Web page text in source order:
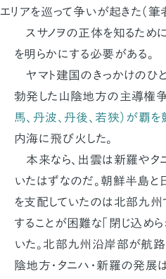
エリアを巡って争いが起きた（筆
スサノヲの正体を知るため
を明らかにする必要がある。
ヤマト建国のきっかけのひ
勃発した山陰地方の主導権争
馬、丹波、丹後、若狭）が覇を
内海に飛び火した。
本来なら、出雲は新羅やタ
いたはずなのだ。朝鮮半島
を支配していたのは北部九州
することが困難な「閉じ込め
いた。北部九州沿岸部が航路
陰地方・タニハ・新羅の発展